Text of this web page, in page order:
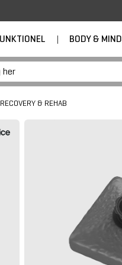
| BODY & MIND
RECOVERY & REHAB